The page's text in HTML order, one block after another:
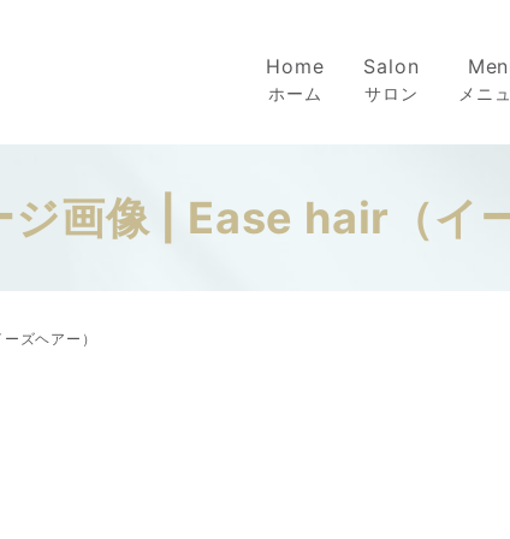
Home
ホーム
Salon
サロン メニ
画像 | Ease hair（イ
ズヘアー）